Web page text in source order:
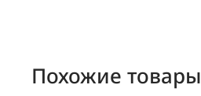
Похожие товары